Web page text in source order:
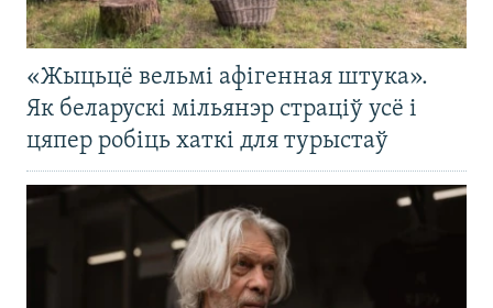
«Жыцьцё вельмі афігенная штука».
Як беларускі мільянэр страціў усё і
цяпер робіць хаткі для турыстаў